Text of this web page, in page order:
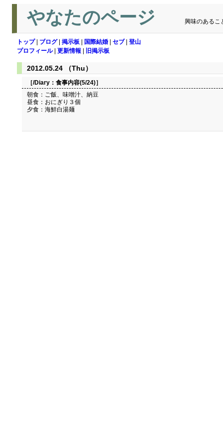
やなたのページ 興味のあるこ
トップ| ブログ| 掲示板 国際結婚 セブ| 登山
プロフィール| 更新情報 旧掲示板
2012.05.24 （Thu）
［/Diary： 食事内容(5/24)］
朝食：ご飯、味噌汁、納豆
昼食：おにぎり３個
夕食：海鮮白湯麺